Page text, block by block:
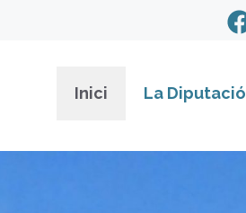
Inici La Diputació